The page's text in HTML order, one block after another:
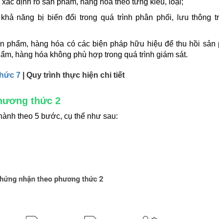
định rõ sản phẩm, hàng hóa theo từng kiểu, loại;
năng bị biến đổi trong quá trình phân phối, lưu thông
phẩm, hàng hóa có các biện pháp hữu hiệu để thu hồi sản
hàng hóa không phù hợp trong quá trình giám sát.
7 | Quy trình thực hiện chi tiết
thức 2
theo 5 bước, cụ thể như sau: